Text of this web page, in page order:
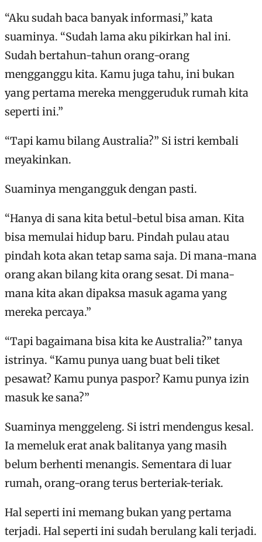
“Aku sudah baca banyak informasi,” kata
suaminya. “Sudah lama aku pikirkan hal ini.
Sudah bertahun-tahun orang-orang
mengganggu kita. Kamu juga tahu, ini bukan
yang pertama mereka menggeruduk rumah kita
seperti ini.”
“Tapi kamu bilang Australia?” Si istri kembali
meyakinkan.
Suaminya mengangguk dengan pasti.
“Hanya di sana kita betul-betul bisa aman. Kita
bisa memulai hidup baru. Pindah pulau atau
pindah kota akan tetap sama saja. Di mana-mana
orang akan bilang kita orang sesat. Di mana-
mana kita akan dipaksa masuk agama yang
mereka percaya.”
“Tapi bagaimana bisa kita ke Australia?” tanya
istrinya. “Kamu punya uang buat beli tiket
pesawat? Kamu punya paspor? Kamu punya izin
masuk ke sana?”
Suaminya menggeleng. Si istri mendengus kesal.
Ia memeluk erat anak balitanya yang masih
belum berhenti menangis. Sementara di luar
rumah, orang-orang terus berteriak-teriak.
Hal seperti ini memang bukan yang pertama
terjadi. Hal seperti ini sudah berulang kali terjadi.